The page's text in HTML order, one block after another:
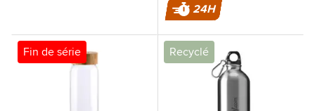
24H
Fin de série Recyclé